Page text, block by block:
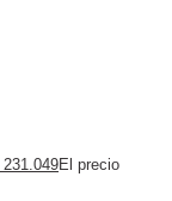
231.049El precio